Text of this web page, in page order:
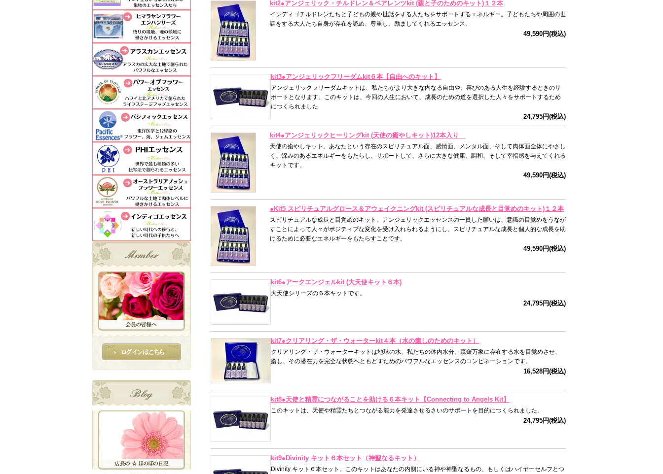
kit2●アンジェリック・チルドレン＆ペアレンツkit (親と子のためのキット)１２本
インディゴチルドレンたちと子どもの親や世話をする人たちをサポートするエネルギー。子どもたちや周囲の世
話をする大人たち自身が存在を認め、尊重し、励ましてくれるエッセンス。
49,590円(税込)
kit3●アンジェリックフリーダムkit６本【自由へのキット】
アンジェリックフリーダムキットは、私たちがより大きな内なる自由や、喜びのある人生を経験するときのサ
ポートとなります。このキットは、今回の人生において、成長のための道を選択した人々をサポートするため
につくられました
24,795円(税込)
kit4●アンジェリックヒーリングkit (天使の癒やしキット)12本入り
天使の癒やしキット。あなたという存在のスピリチュアル面、感情面、メンタル面、そして肉体面全体にやさし
く、深みのあるエネルギーをもたらし、サポートして、さらに大きな健康、調和、そして幸福感を与えてくれる
キットです。
49,590円(税込)
●Kit5 スピリチュアルグロース＆アウェイクニングkit (スピリチュアルな成長と目覚めのキット)１２本
スピリチュアルな成長と目覚めのキット。アンジェリックエッセンスの一貫した願いは、意識の目覚めをうなが
すことによって人々がポジティブな変化を受け入れられるようにし、スピリチュアルな成長と個人的な成長を助
けるために必要なエネルギーをもたらすことです。
49,590円(税込)
kit6●アークエンジェルkit (大天使キット６本)
大天使シリーズの６本キットです。
24,795円(税込)
kit7●クリアリング・ザ・ウォーターkit４本（水の癒しのためのキット）
クリアリング・ザ・ウォーターキットは地球の水、私たちの体内水分、森羅万象に存在する水を目覚めさせ、
癒し、その潜在力を完全な状態へともどすためのパワフルなエッセンスのコンビネーションです。
16,528円(税込)
kit8●天使と精霊につながることを助ける６本キット【Connecting to Angels Kit】
このキットは、天使や精霊たちとつながる能力を発達させるさいのサポートを目的につくられました。
24,795円(税込)
kit9●Divinity キット６本セット（神聖なるキット）
Divinity キット６本セット。このキットはあなたの内側にいる神や神聖なるもの、もしくはハイヤーセルフとつ